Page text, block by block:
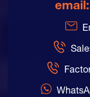
email: